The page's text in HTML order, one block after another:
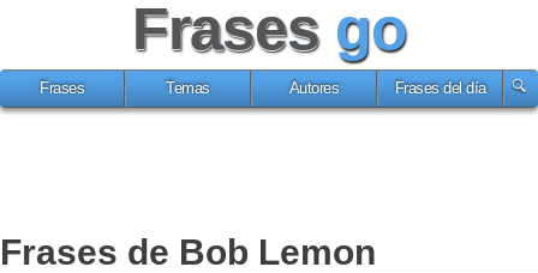
Frases go
Frases Temas Autores Frases del día
Frases de Bob Lemon